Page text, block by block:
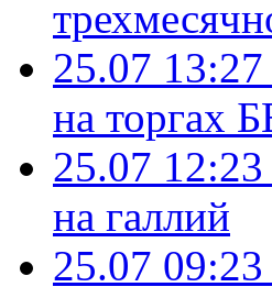
25.07 13:27
на торгах
25.07 12:23
на галлий
25.07 09:23